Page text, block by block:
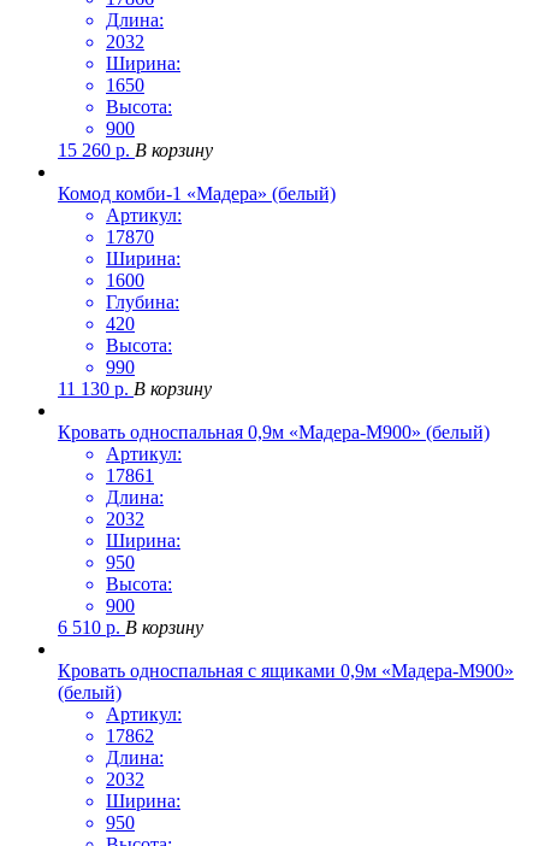
Длина:
2032
Ширина:
1650
Высота:
900
15 260 р. В корзину
Комод комби-1 «Мадера» (белый)
Артикул:
17870
Ширина:
1600
Глубина:
420
Высота:
990
11 130 р. В корзину
Кровать односпальная 0,9м «Мадера-М900» (белый)
Артикул:
17861
Длина:
2032
Ширина:
950
Высота:
900
6 510 р. В корзину
Кровать односпальная с ящиками 0,9м «Мадера-М900»
(белый)
Артикул:
17862
Длина:
2032
Ширина:
950